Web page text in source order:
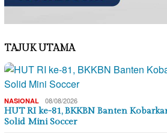
TAJUK UTAMA
NASIONAL 08/08/2026
HUT RI ke-81, BKKBN Banten
Solid Mini Soccer